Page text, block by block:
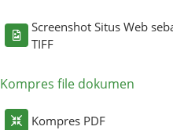
Screenshot Situs Web
TIFF
Kompres file dokumen
Kompres PDF